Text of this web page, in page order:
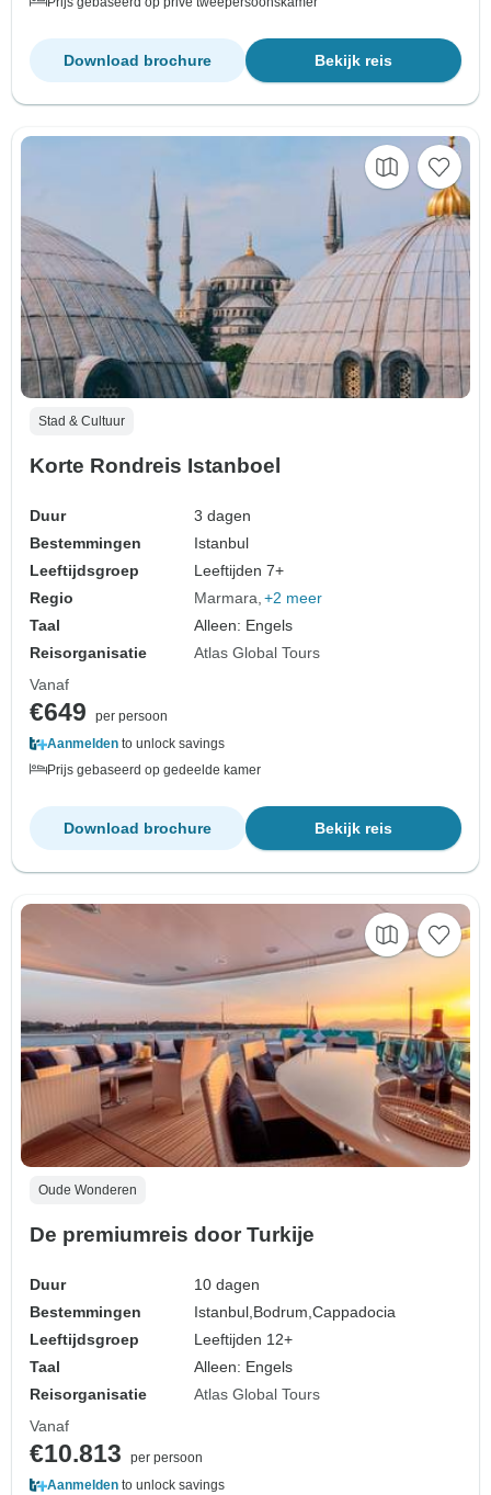
Bekijk reis
Download brochure
Stad & Cultuur
Korte Rondreis Istanboel
Duur
3 dagen
Bestemmingen
Istanbul
Leeftijdsgroep
Leeftijden 7+
Regio
Marmara +2 meer
Taal
Alleen: Engels
Reisorganisatie
Atlas Global Tours
Vanaf
€649
per persoon
Aanmelden to unlock savings
Prijs gebaseerd op gedeelde kamer
Bekijk reis
Download brochure
Oude Wonderen
De premiumreis door Turkije
Duur
10 dagen
Bestemmingen
Istanbul, Bodrum,Cappadocia
Leeftijdsgroep
Leeftijden 12+
Taal
Alleen: Engels
Reisorganisatie
Atlas Global Tours
Vanaf
€10.813
per persoon
Aanmelden to unlock savings